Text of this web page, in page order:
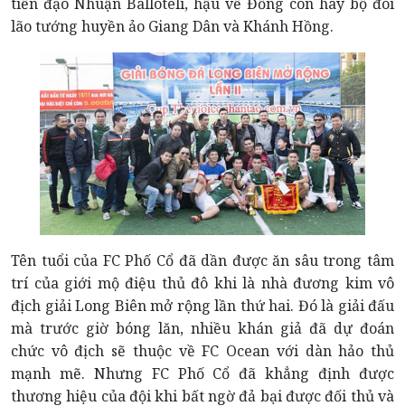
lão tướng huyền ảo Giang Dân và Khánh Hồng.
Tên tuổi của FC Phố Cổ đã dần được ăn sâu trong tâm
trí của giới mộ điệu thủ đô khi là nhà đương kim vô
địch giải Long Biên mở rộng lần thứ hai. Đó là giải đấu
mà trước giờ bóng lăn, nhiều khán giả đã dự đoán
chức vô địch sẽ thuộc về FC Ocean với dàn hảo thủ
mạnh mẽ. Nhưng FC Phố Cổ đã khẳng định được
thương hiệu của đội khi bất ngờ đả bại được đối thủ và